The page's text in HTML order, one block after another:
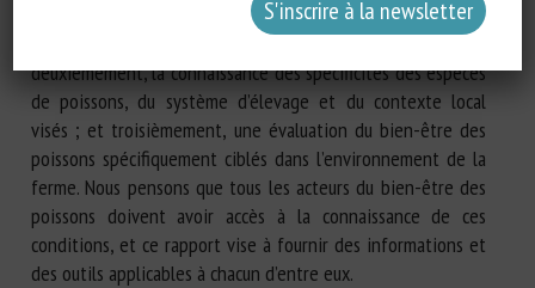
compréhension générale des problèmes de bien-être
rencontrés par les poissons dans les fermes aquacoles ;
deuxièmement, la connaissance des spécificités des espèces
de poissons, du système d’élevage et du contexte local
visés ; et troisièmement, une évaluation du bien-être des
poissons spécifiquement ciblés dans l’environnement de la
ferme. Nous pensons que tous les acteurs du bien-être des
poissons doivent avoir accès à la connaissance de ces
conditions, et ce rapport vise à fournir des informations et
des outils applicables à chacun d’entre eux.